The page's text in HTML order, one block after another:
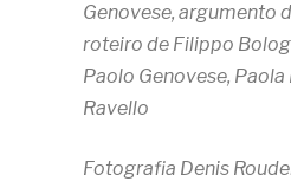
Genovese, argumento
roteiro de Filippo
Paolo Genovese,
Ravello
Fotografia Denis